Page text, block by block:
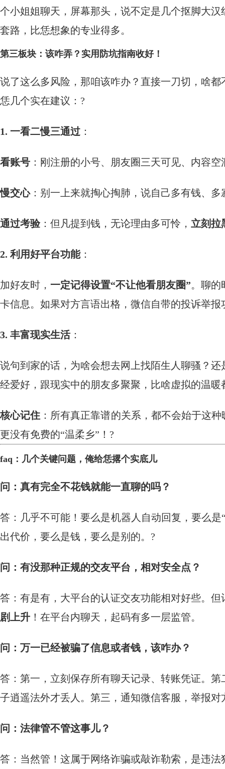
个小姐姐聊天，屏幕那头，说不定是几个抠脚大
套路，比恁想象的专业得多。
第三板块：该咋弄？实用防坑指南收好！
说了这么多风险，那咱该咋办？直接一刀切，啥
恁几个实在建议：?
1. 一看二慢三通过 ：
看账号 ：刚注册的小号、朋友圈三天可见、内容
慢交心：别一上来就掏心掏肺，说自己多有钱、
通过考验：但凡提到钱，无论理由多可怜， 立刻拉
2. 利用好平台功能：
加好友时， 一定记得设置“不让他看朋友圈”。聊的
卡信息。如果对方言语出格，微信自带的投诉举报
3. 丰富现实生活：
说句到家的话，为啥会想去网上找陌生人聊骚？
经爱好，跟现实中的朋友多聚聚，比啥虚拟的温暖
核心记住 ：所有真正靠谱的关系，都不会始于这
更没有免费的“温柔乡”！?
faq：几个关键问题，俺给恁撂个实底儿
问：真有完全不花钱就能一直聊的吗？
答：几乎不可能！要么是机器人自动回复，要么
出代价，要么是钱，要么是别的。?
问：有没那种正规的交友平台，相对安全点？
答：有是有，大平台的认证交友功能相对好些。但
剧上升 ！在平台内聊天，起码有多一层监管。
问：万一已经被骗了信息或者钱，该咋办？
答：第一，立刻保存所有聊天记录、转账凭证。
子逍遥法外才丢人。第三，通知微信客服，举报对
问：法律管不管这事儿？
答：当然管！这属于网络诈骗或敲诈勒索，是违